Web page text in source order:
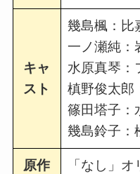
キャ
スト
幾島楓：比
一ノ瀬純：
水原真琴：
槙野俊太郎
篠田塔子：
幾島鈴子：
原作 「なし」